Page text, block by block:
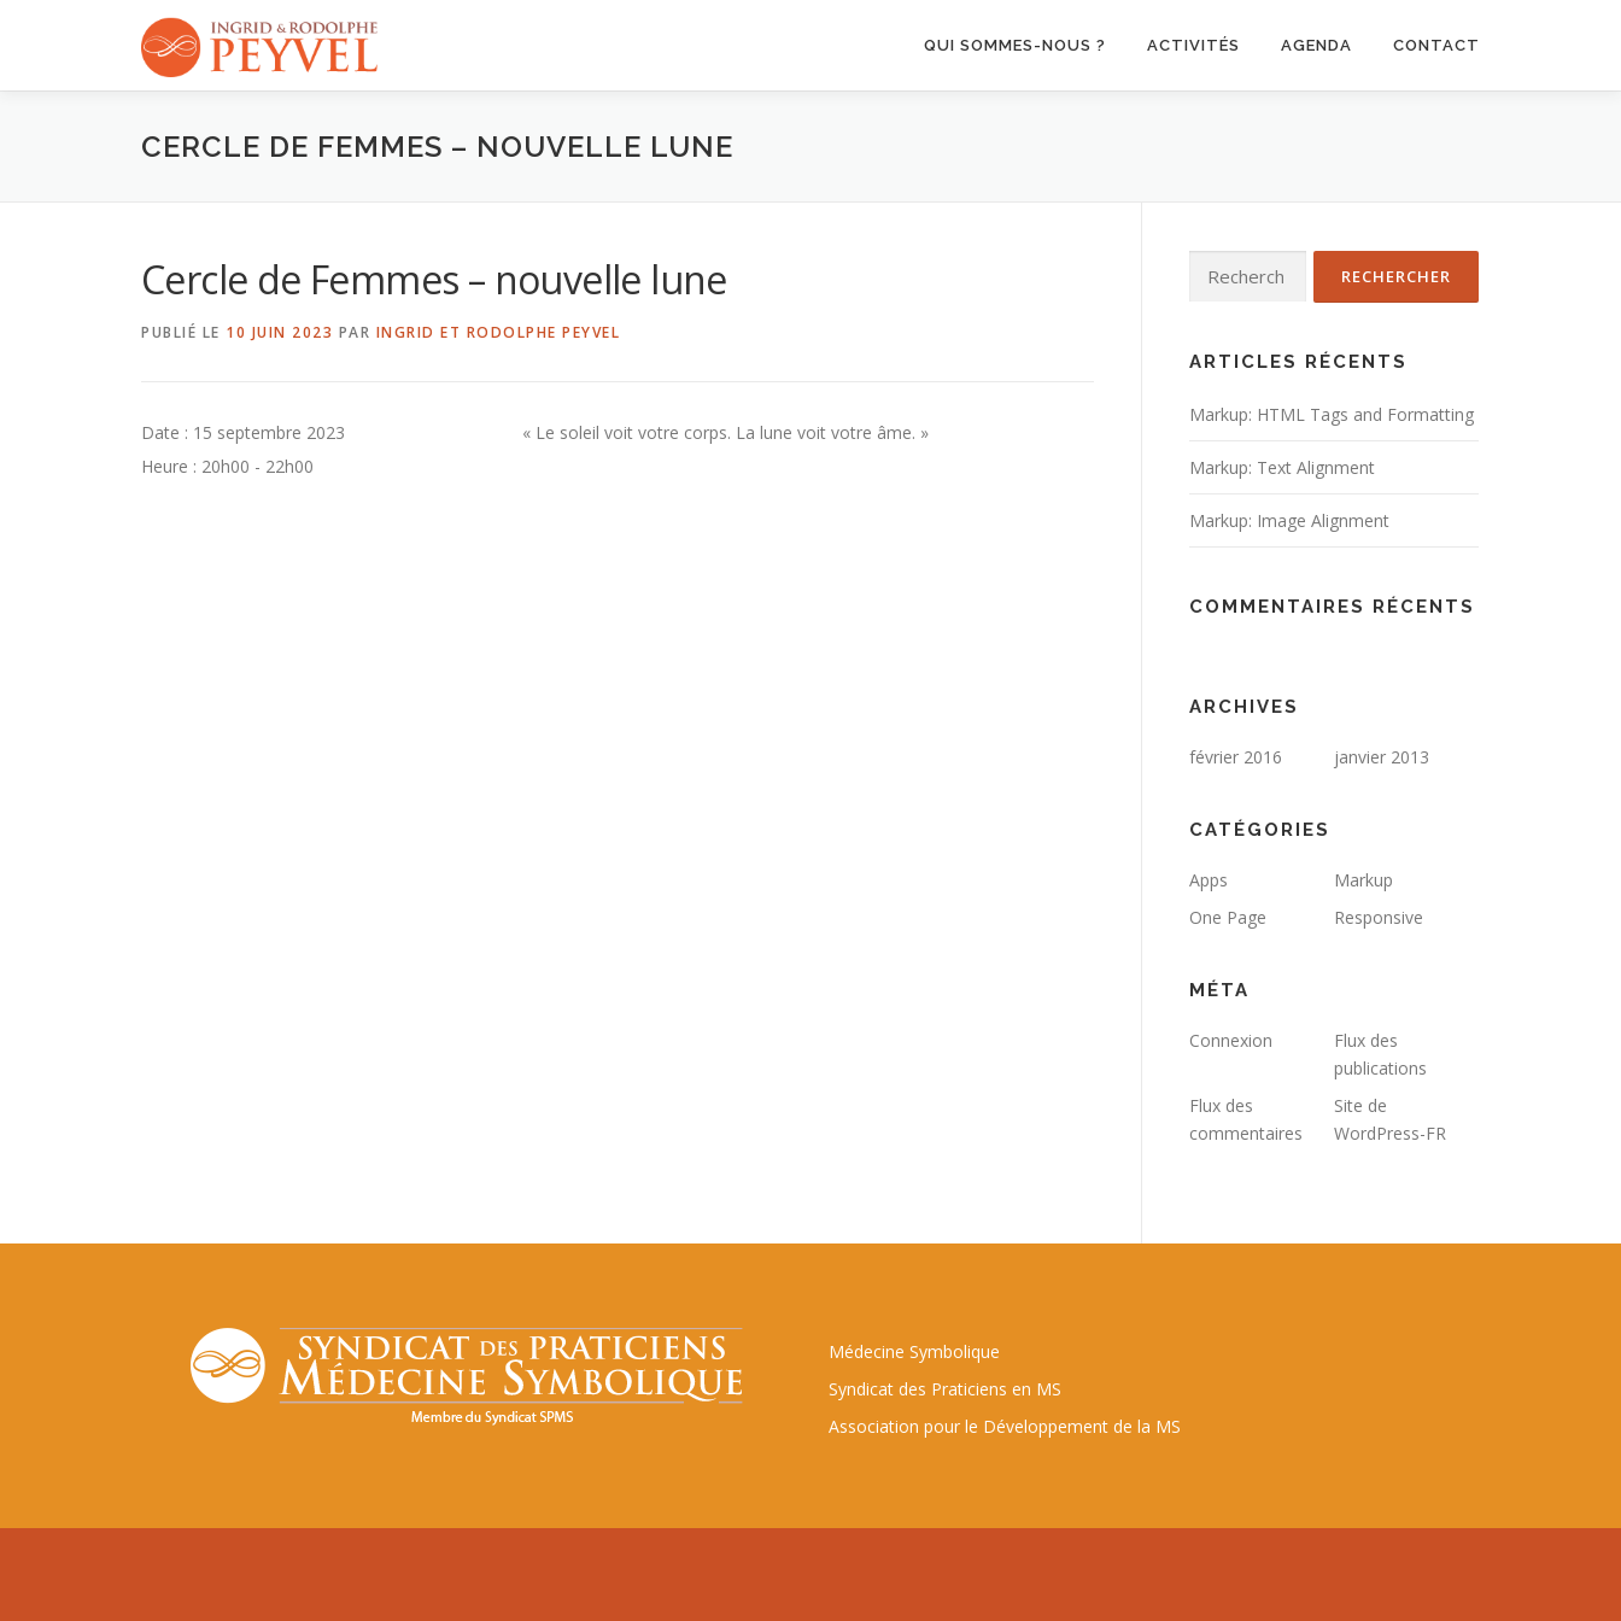
QUI SOMMES-NOUS ? ACTIVITÉS AGENDA CONTACT
CERCLE DE FEMMES – NOUVELLE LUNE
Cercle de Femmes – nouvelle lune
PUBLIÉ LE 10 JUIN 2023 PAR INGRID ET RODOLPHE PEYVEL
Date : 15 septembre 2023
Heure : 20h00 - 22h00
« Le soleil voit votre corps. La lune voit votre âme. »
ARTICLES RÉCENTS
Markup: HTML Tags and Formatting
Markup: Text Alignment
Markup: Image Alignment
COMMENTAIRES RÉCENTS
ARCHIVES
février 2016 janvier 2013
CATÉGORIES
Apps
Markup
One Page
Responsive
MÉTA
Connexion
Flux des
publications
Flux des
commentaires
Site de
WordPress-FR
Médecine Symbolique
Syndicat des Praticiens en MS
Association pour le Développement de la MS